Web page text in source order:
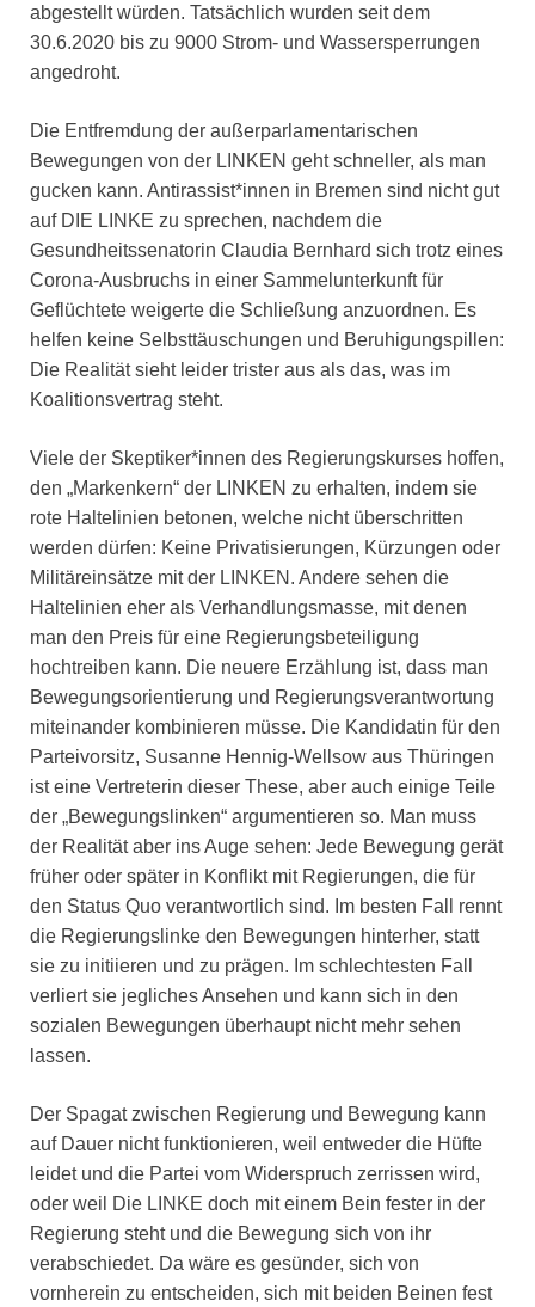
abgestellt würden. Tatsächlich wurden seit dem
30.6.2020 bis zu 9000 Strom- und Wassersperrungen
angedroht.
Die Entfremdung der außerparlamentarischen
Bewegungen von der LINKEN geht schneller, als man
gucken kann. Antirassist*innen in Bremen sind nicht gut
auf DIE LINKE zu sprechen, nachdem die
Gesundheitssenatorin Claudia Bernhard sich trotz eines
Corona-Ausbruchs in einer Sammelunterkunft für
Geflüchtete weigerte die Schließung anzuordnen. Es
helfen keine Selbsttäuschungen und Beruhigungspillen:
Die Realität sieht leider trister aus als das, was im
Koalitionsvertrag steht.
Viele der Skeptiker*innen des Regierungskurses hoffen,
den „Markenkern“ der LINKEN zu erhalten, indem sie
rote Haltelinien betonen, welche nicht überschritten
werden dürfen: Keine Privatisierungen, Kürzungen oder
Militäreinsätze mit der LINKEN. Andere sehen die
Haltelinien eher als Verhandlungsmasse, mit denen
man den Preis für eine Regierungsbeteiligung
hochtreiben kann. Die neuere Erzählung ist, dass man
Bewegungsorientierung und Regierungsverantwortung
miteinander kombinieren müsse. Die Kandidatin für den
Parteivorsitz, Susanne Hennig-Wellsow aus Thüringen
ist eine Vertreterin dieser These, aber auch einige Teile
der „Bewegungslinken“ argumentieren so. Man muss
der Realität aber ins Auge sehen: Jede Bewegung gerät
früher oder später in Konflikt mit Regierungen, die für
den Status Quo verantwortlich sind. Im besten Fall rennt
die Regierungslinke den Bewegungen hinterher, statt
sie zu initiieren und zu prägen. Im schlechtesten Fall
verliert sie jegliches Ansehen und kann sich in den
sozialen Bewegungen überhaupt nicht mehr sehen
lassen.
Der Spagat zwischen Regierung und Bewegung kann
auf Dauer nicht funktionieren, weil entweder die Hüfte
leidet und die Partei vom Widerspruch zerrissen wird,
oder weil Die LINKE doch mit einem Bein fester in der
Regierung steht und die Bewegung sich von ihr
verabschiedet. Da wäre es gesünder, sich von
vornherein zu entscheiden, sich mit beiden Beinen fest